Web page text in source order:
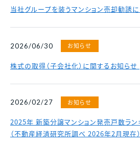
各種お問い合わせ
0120-
受付時間 / 9:30 - 18:30
お問い合わせフォー
その他事業
賃貸管理
中途採用比率 ※2026年3月末時点
2023年
53.8
2024年
当社グループを装うマンション売却勧誘
2026/06/30 お知らせ
株式の取得（子会社化）に関するお知らせ
2026/02/27 お知らせ
2025年 新築分譲マンション発売戸数ラ
（不動産経済研究所調べ 2026年2月現在